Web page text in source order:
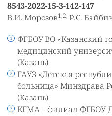
8543-2022-15-3-142-147
В.И. Морозов1,2, Р.С.
ФГБОУ ВО «Казанский
медицинский
(Казань)
ГАУЗ «Детская
больница» Минздрава
(Казань)
КГМА – филиал ФГБОУ